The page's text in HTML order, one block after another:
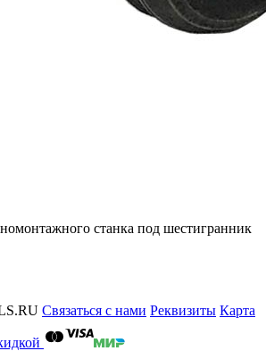
станка под шестигранник
Связаться с нами Реквизиты Карта